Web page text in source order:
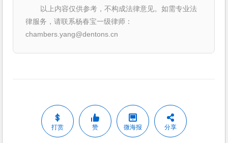
以上内容仅供参考，不构成法律意见。如需专业法
律服务，请联系杨春宝一级律师：
chambers.yang@dentons.cn
打赏 赞 微海报 分享